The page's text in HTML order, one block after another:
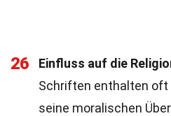
26 Einfluss auf die
Schriften enthalten oft
seine moralischen